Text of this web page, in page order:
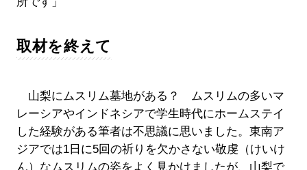
取材を終えて
山梨にムスリム墓地がある？ ムスリムの多いマ
レーシアやインドネシアで学生時代にホームステイ
した経験がある筆者は不思議に思いました。東南ア
ジアでは1日に5回の祈りを欠かさない敬虔（けいけ
ん）なムスリムの姿をよく見かけましたが、山梨で